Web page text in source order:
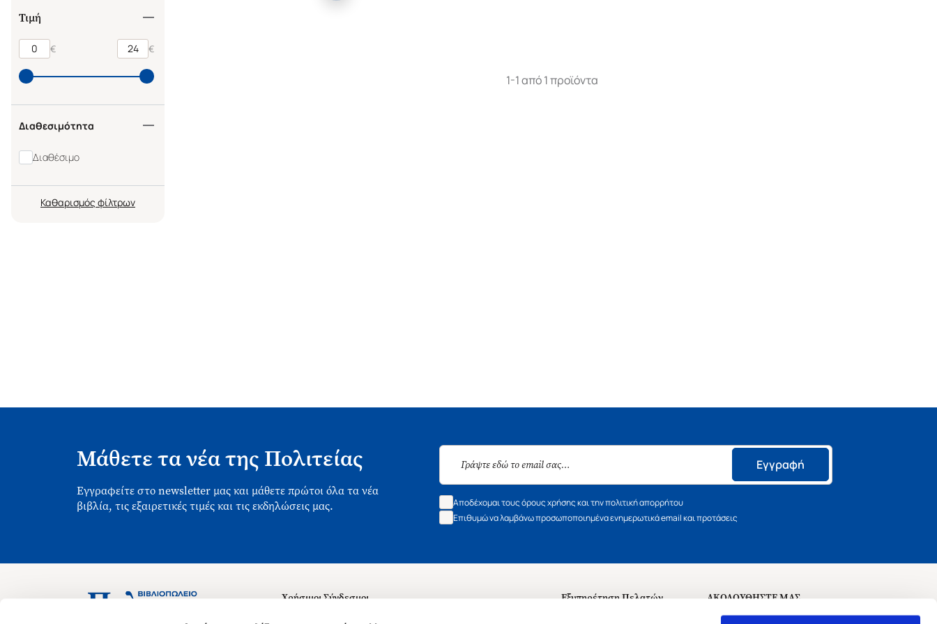
Τιμή
€ €
Διαθεσιμότητα
Διαθέσιμο
Καθαρισμός
1-1 από 1 προϊόντα
Μάθετε τα νέα της Πολιτείας
Εγγραφείτε στο newsletter μας και μάθετε πρώτοι όλα τα νέα
βιβλία, τις εξαιρετικές τιμές και τις εκδηλώσεις μας.
Εγγραφή
Αποδέχομαι τους όρους χρήσης και την πολιτική απορρήτου
Επιθυμώ να λαμβάνω προσωποποιημένα ενημερωτικά email και προτάσεις
Χρήσιμοι Σύνδεσμοι
Εξυπηρέτηση Πελατών
ΑΚΟΛΟΥΘΗΣΤΕ ΜΑΣ